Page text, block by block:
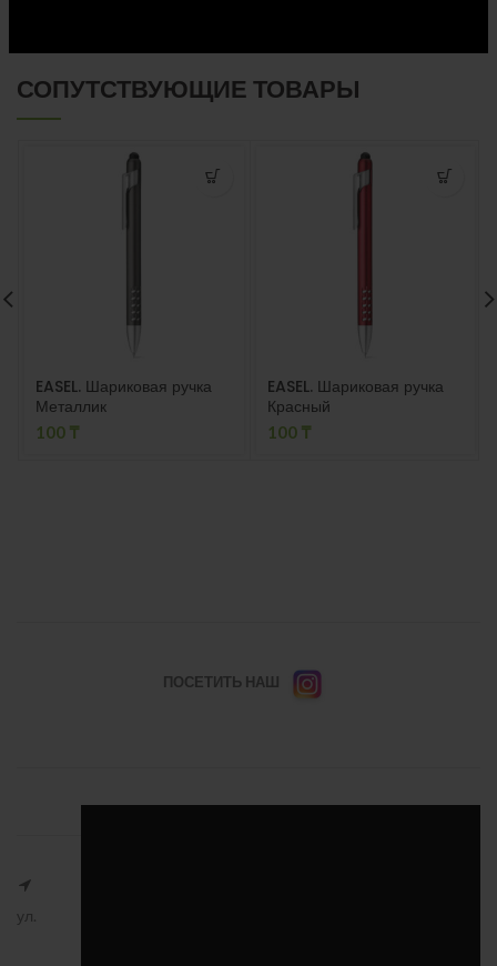
СОПУТСТВУЮЩИЕ ТОВАРЫ
EASEL. Шариковая ручка
Металлик
100 ₸
EASEL. Шариковая ручка
Красный
100 ₸
ПОСЕТИТЬ НАШ
ул.